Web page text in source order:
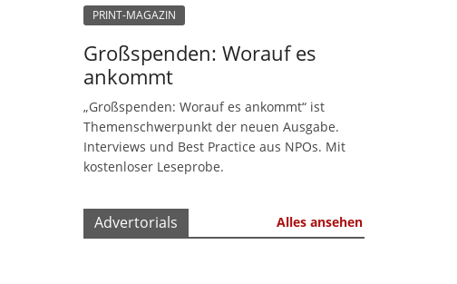
PRINT-MAGAZIN
Großspenden: Worauf es
ankommt
„Großspenden: Worauf es ankommt“ ist
Themenschwerpunkt der neuen Ausgabe.
Interviews und Best Practice aus NPOs. Mit
kostenloser Leseprobe.
Advertorials Alles ansehen